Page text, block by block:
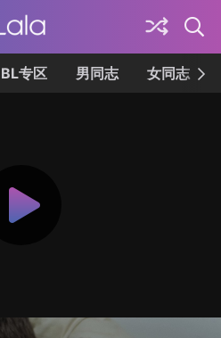
BL专区 男同志 女同志